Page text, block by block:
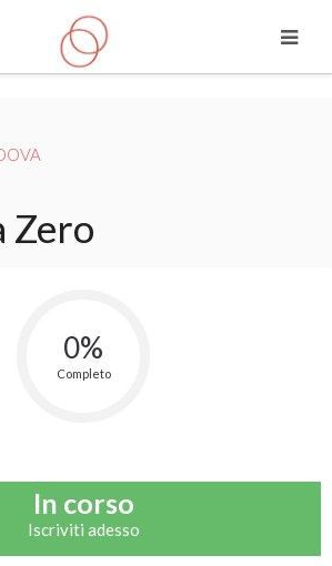
Zero
0%
Completo
In corso
Iscriviti adesso